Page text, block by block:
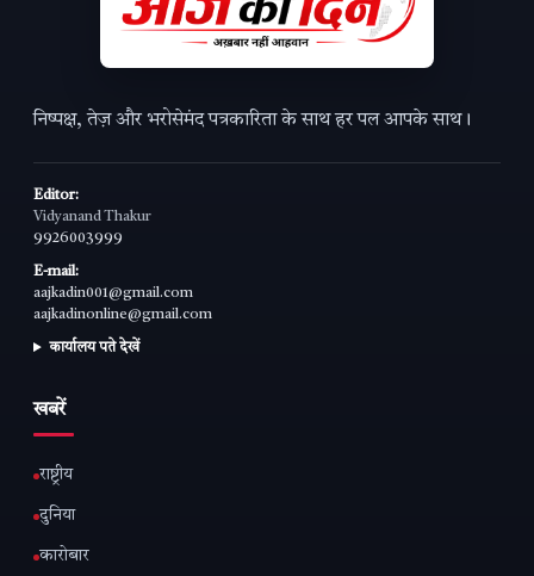
निष्पक्ष, तेज़ और भरोसेमंद पत्रकारिता के साथ हर पल आपके साथ।
Editor:
Vidyanand Thakur
9926003999
E-mail:
aajkadin001@gmail.com
aajkadinonline@gmail.com
कार्यालय पते देखें
खबरें
राष्ट्रीय
दुनिया
कारोबार